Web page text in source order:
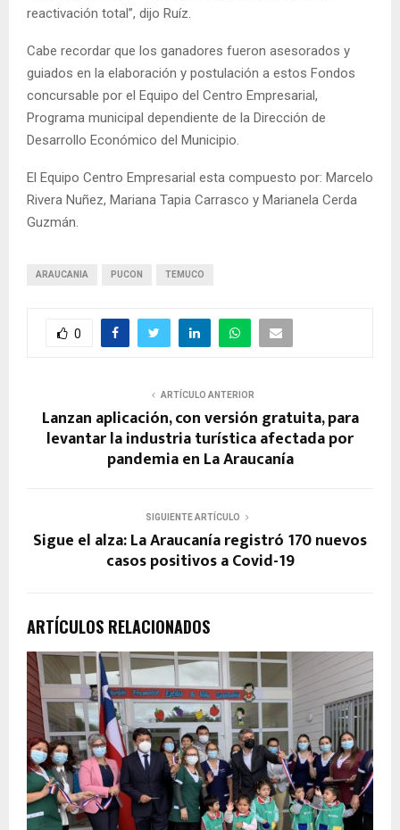
reactivación total”, dijo Ruíz.
Cabe recordar que los ganadores fueron asesorados y
guiados en la elaboración y postulación a estos Fondos
concursable por el Equipo del Centro Empresarial,
Programa municipal dependiente de la Dirección de
Desarrollo Económico del Municipio.
El Equipo Centro Empresarial esta compuesto por: Marcelo
Rivera Nuñez, Mariana Tapia Carrasco y Marianela Cerda
Guzmán.
ARAUCANIA PUCON TEMUCO
0
ARTÍCULO ANTERIOR
Lanzan aplicación, con versión gratuita, para
levantar la industria turística afectada por
pandemia en La Araucanía
SIGUIENTE ARTÍCULO
Sigue el alza: La Araucanía registró 170 nuevos
casos positivos a Covid-19
ARTÍCULOS RELACIONADOS